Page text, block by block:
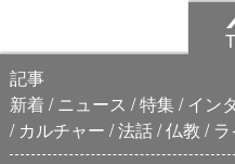
記事
新着
ニュース 特集 イン
カルチャー 法話 仏教 ラ